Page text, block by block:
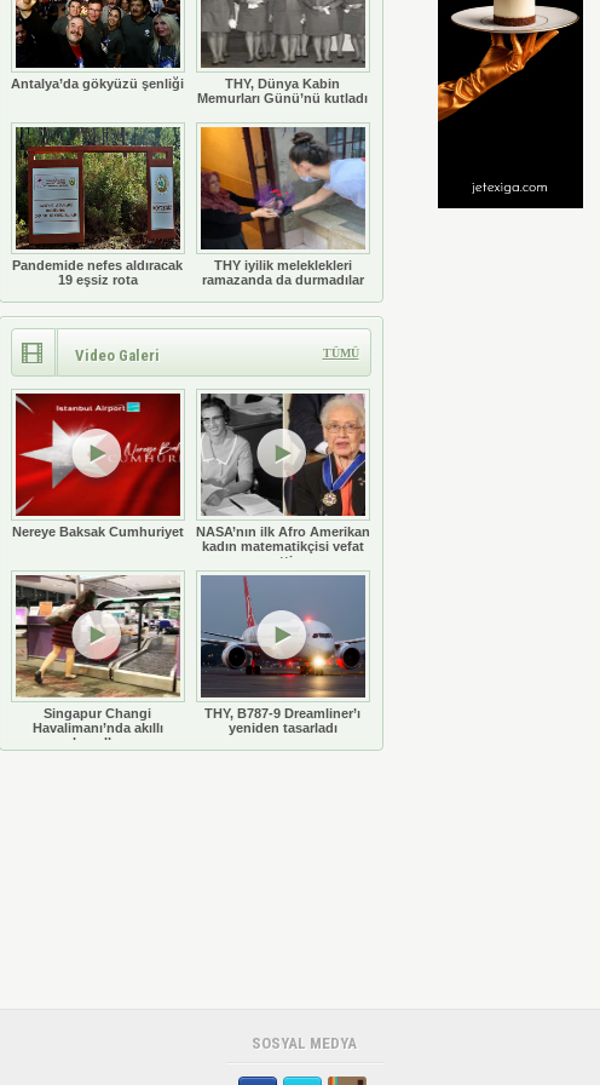
Antalya’da gökyüzü şenliği
THY, Dünya Kabin
Memurları Günü’nü kutladı
Pandemide nefes aldıracak
19 eşsiz rota
THY iyilik meleklekleri
ramazanda da durmadılar
Video Galeri TÜMÜ
Nereye Baksak Cumhuriyet
NASA’nın ilk Afro Amerikan
kadın matematikçisi vefat
etti
Singapur Changi
Havalimanı’nda akıllı
bavullar
THY, B787-9 Dreamliner’ı
yeniden tasarladı
SOSYAL MEDYA